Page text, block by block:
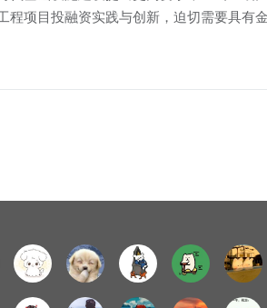
程项目投融资实践与创新，迫切需要具有金